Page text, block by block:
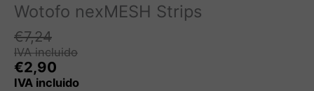
Wotofo nexMESH Strips
€7,24
IVA incluido
€2,90
IVA incluido